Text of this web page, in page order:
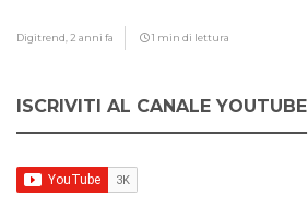
Digitrend, 2 anni fa 1 min di lettura
ISCRIVITI AL CANALE YOUTUBE